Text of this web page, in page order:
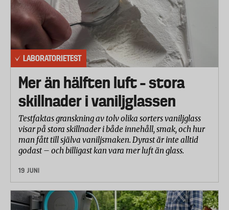
LABORATORIETEST
Mer än hälften luft – stora
skillnader i vaniljglassen
Testfaktas granskning av tolv olika sorters vaniljglass
visar på stora skillnader i både innehåll, smak, och hur
man fått till själva vaniljsmaken. Dyrast är inte alltid
godast – och billigast kan vara mer luft än glass.
19 JUNI